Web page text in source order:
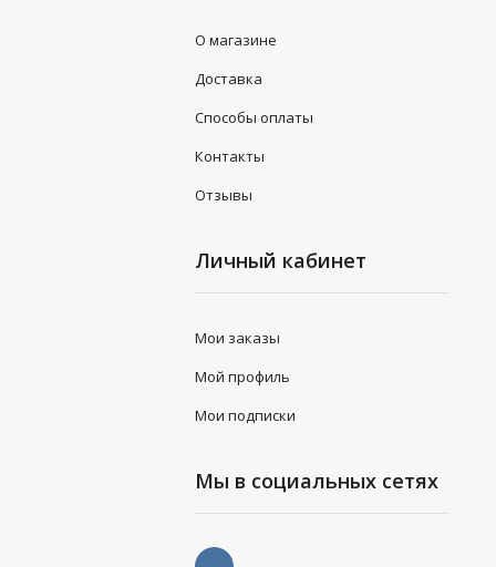
О магазине
Доставка
Способы оплаты
Контакты
Отзывы
Личный кабинет
Мои заказы
Мой профиль
Мои подписки
Мы в социальных сетях